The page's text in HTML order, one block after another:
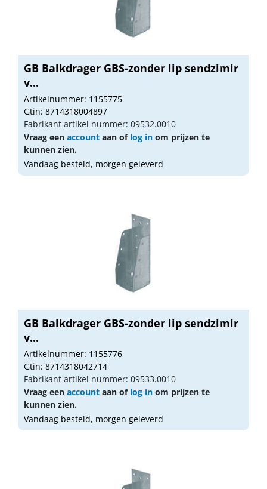
GB Balkdrager GBS-zonder lip sendzimir
v...
Artikelnummer: 1155775
Gtin: 8714318004897
Fabrikant artikel nummer: 09532.0010
Vraag een account aan of log in om prijzen te
kunnen zien.
Vandaag besteld, morgen geleverd
GB Balkdrager GBS-zonder lip sendzimir
v...
Artikelnummer: 1155776
Gtin: 8714318042714
Fabrikant artikel nummer: 09533.0010
Vraag een account aan of log in om prijzen te
kunnen zien.
Vandaag besteld, morgen geleverd